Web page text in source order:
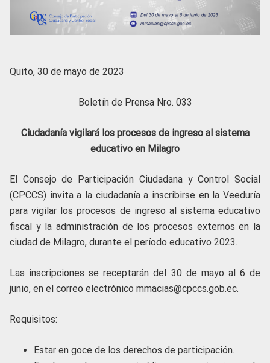
Quito, 30 de mayo de 2023
Boletín de Prensa Nro. 033
Ciudadanía vigilará los procesos de ingreso al sistema
educativo en Milagro
El Consejo de Participación Ciudadana y Control Social
(CPCCS) invita a la ciudadanía a inscribirse en la Veeduría
para vigilar los procesos de ingreso al sistema educativo
fiscal y la administración de los procesos externos en la
ciudad de Milagro, durante el período educativo 2023.
Las inscripciones se receptarán del 30 de mayo al 6 de
junio, en el correo electrónico mmacias@cpccs.gob.ec.
Requisitos:
Estar en goce de los derechos de participación.